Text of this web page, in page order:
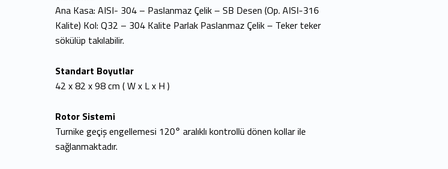
Ana Kasa: AISI- 304 – Paslanmaz Çelik – SB Desen (Op. AISI-316
Kalite) Kol: Q32 – 304 Kalite Parlak Paslanmaz Çelik – Teker teker
sökülüp takılabilir.
Standart Boyutlar
42 x 82 x 98 cm ( W x L x H )
Rotor Sistemi
Turnike geçiş engellemesi 120° aralıklı kontrollü dönen kollar ile
sağlanmaktadır.